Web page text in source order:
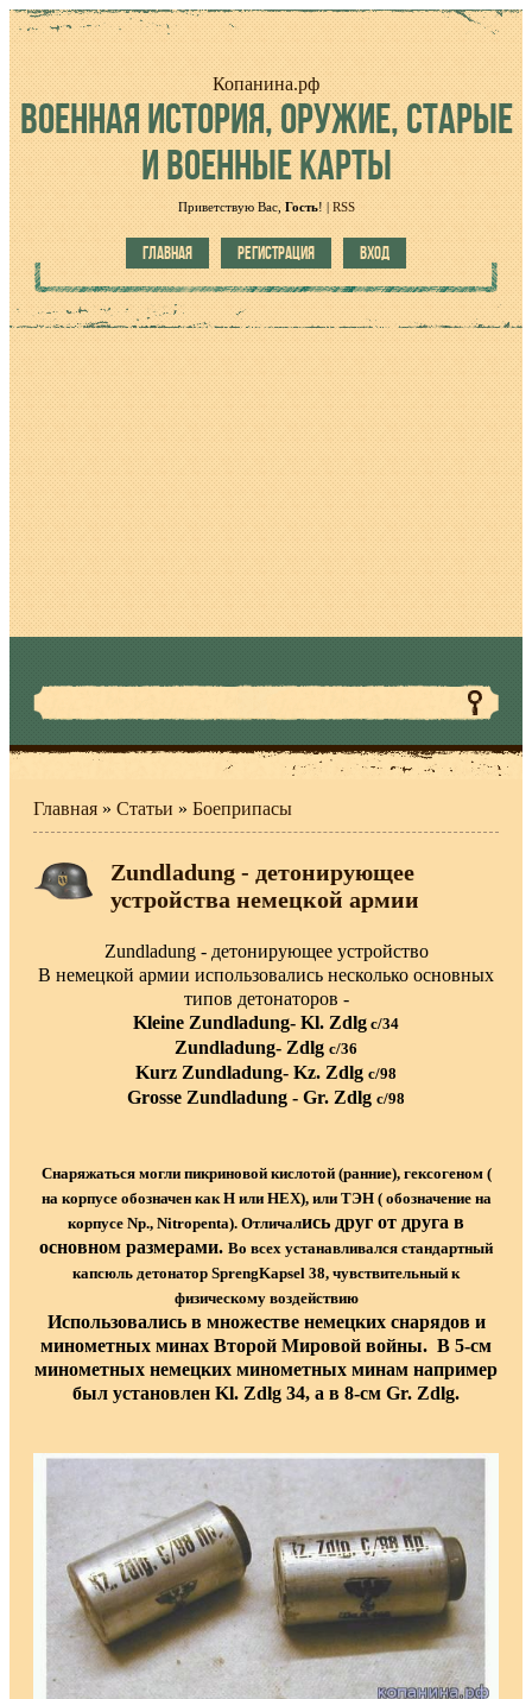
Копанина.рф
ВОЕННАЯИСТОРИЯ, ОРУЖИЕ, СТАРЫЕ
И ВОЕННЫЕ КАРТЫ
Приветствую Вас, Гость! | RSS
ГЛАВНАЯ РЕГИСТРАЦИЯ ВХОД
Главная » Статьи » Боеприпасы
Zundladung - детонирующее
устройства немецкой армии
Zundladung - детонирующее устройство
В немецкой армии использовались несколько основных
типов детонаторов -
Kleine Zundladung- Kl. Zdlg с/34
Zundladung- Zdlg с/36
Kurz Zundladung- Kz. Zdlg с/98
Grosse Zundladung - Gr. Zdlg с/98
Снаряжаться могли пикриновой кислотой (ранние), гексогеном (
на корпусе обозначен как H или HEX), или ТЭН ( обозначение на
корпусе Np., Nitropenta). Отличались друг от друга в
основном размерами. Во всех устанавливался стандартный
капсюль детонатор SprengKapsel 38, чувствительный к
физическому воздействию
Использовались в множестве немецких снарядов и
минометных минах Второй Мировой войны. В 5-см
минометных немецких минометных минам например
был установлен Kl. Zdlg 34, а в 8-см Gr. Zdlg.